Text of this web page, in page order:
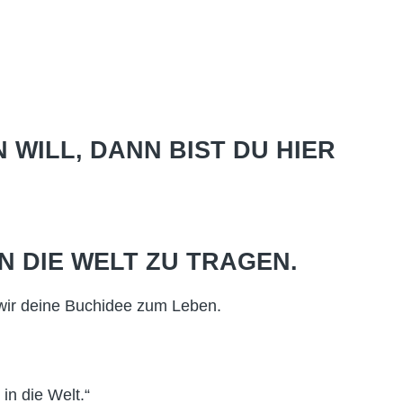
WILL, DANN BIST DU HIER
DIE WELT ZU TRAGEN.
deine Buchidee zum Leben.
die Welt.“